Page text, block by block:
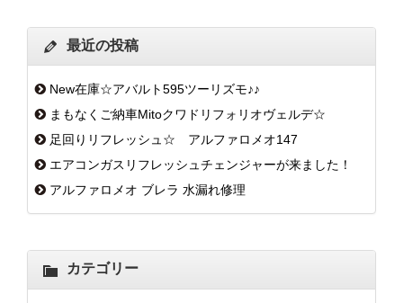
最近の投稿
New在庫☆アバルト595ツーリズモ♪♪
まもなくご納車Mitoクワドリフォリオヴェルデ☆
足回りリフレッシュ☆ アルファロメオ147
エアコンガスリフレッシュチェンジャーが来ました！
アルファロメオ ブレラ 水漏れ修理
カテゴリー